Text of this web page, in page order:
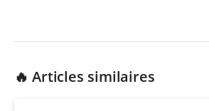
🔥 Articles similaires